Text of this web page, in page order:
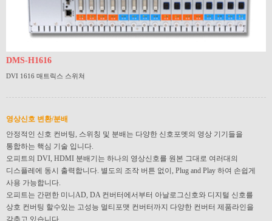
DMS-H1616
DVI 1616 매트릭스 스위쳐
영상신호 변환/분배
안정적인 신호 컨버팅, 스위칭 및 분배는 다양한 신호포멧의 영상 기기들을
통합하는 핵심 기술 입니다.
오피트의 DVI, HDMI 분배기는 하나의 영상신호를 원본 그대로 여러대의
디스플레에 동시 출력합니다. 별도의 조작 버튼 없이, Plug and Play 하여 손쉽게
사용 가능합니다.
오피트는 간편한 미니AD, DA 컨버터에서부터 아날로그신호와 디지털 신호를
상호 컨버팅 할수있는 고성능 멀티포맷 컨버터까지 다양한 컨버터 제품라인을
갖추고 있습니다.